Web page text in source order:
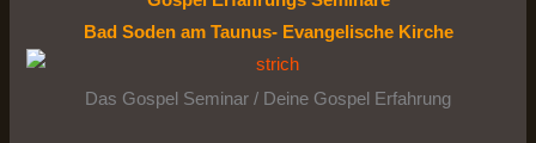
Bad Soden am Taunus- Evangelische Kirche
Das Gospel Seminar / Deine Gospel Erfahrung